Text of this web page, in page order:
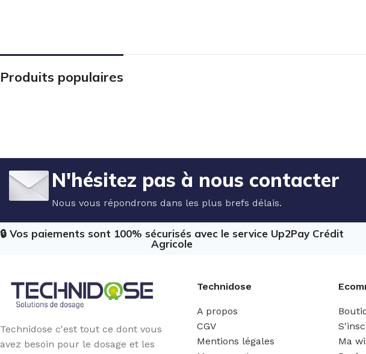
Produits populaires
N'hésitez pas à nous contacter
Nous vous répondrons dans les plus brefs délais.
🔒 Vos paiements sont 100% sécurisés avec le service Up2Pay Crédit
Agricole
Technidose c'est tout ce dont vous
avez besoin pour le dosage et les
Technidose
A propos
CGV
Mentions légales
Ma